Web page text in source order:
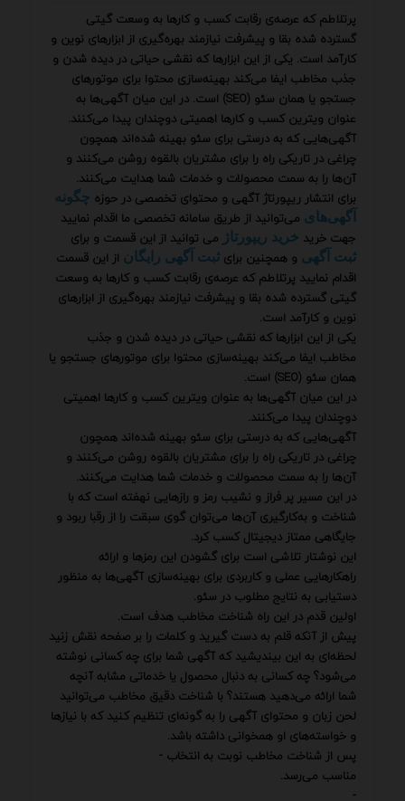
پرتلاطم که عرصه‌ی رقابت کسب و کارها به وسعت گیتی
گسترده شده بقا و پیشرفت نیازمند بهره‌گیری از ابزارهای نوین و
کارآمد است. یکی از این ابزارها که نقشی حیاتی در دیده شدن و
جذب مخاطب ایفا می‌کند بهینه‌سازی محتوا برای موتورهای
جستجو یا همان سئو (SEO) است. در این میان آگهی‌ها به
عنوان ویترین کسب و کارها اهمیتی دوچندان پیدا می‌کنند.
آگهی‌هایی که به درستی برای سئو بهینه شده‌اند همچون
چراغی در تاریکی راه را برای مشتریان بالقوه روشن می‌کنند و
آن‌ها را به سمت محصولات و خدمات شما هدایت می‌کنند.
برای انتشار ریپورتاژ آگهی و محتوای تخصصی در حوزه چگونه
آگهی‌های می‌توانید از طریق سامانه تخصصی ما اقدام نمایید
جهت خرید خرید ریپورتاژ می توانید از این قسمت و برای
ثبت آگهی و همچنین برای ثبت آگهی رایگان از این قسمت
اقدام نمایید پرتلاطم که عرصه‌ی رقابت کسب و کارها به وسعت
گیتی گسترده شده بقا و پیشرفت نیازمند بهره‌گیری از ابزارهای
نوین و کارآمد است.
یکی از این ابزارها که نقشی حیاتی در دیده شدن و جذب
مخاطب ایفا می‌کند بهینه‌سازی محتوا برای موتورهای جستجو یا
همان سئو (SEO) است.
در این میان آگهی‌ها به عنوان ویترین کسب و کارها اهمیتی
دوچندان پیدا می‌کنند.
آگهی‌هایی که به درستی برای سئو بهینه شده‌اند همچون
چراغی در تاریکی راه را برای مشتریان بالقوه روشن می‌کنند و
آن‌ها را به سمت محصولات و خدمات شما هدایت می‌کنند.
در این مسیر پر فراز و نشیب رمز و رازهایی نهفته است که با
شناخت و به‌کارگیری آن‌ها می‌توان گوی سبقت را از رقبا ربود و
جایگاهی ممتاز دیجیتال کسب کرد.
این نوشتار تلاشی است برای گشودن این رمزها و ارائه
راهکارهایی عملی و کاربردی برای بهینه‌سازی آگهی‌ها به منظور
دستیابی به نتایج مطلوب در سئو.
اولین قدم در این راه شناخت مخاطب هدف است.
پیش از آنکه قلم به دست گیرید و کلمات را بر صفحه نقش زنید
لحظه‌ای به این بیندیشید که آگهی شما برای چه کسانی نوشته
می‌شود؟ چه کسانی به دنبال محصول یا خدماتی مشابه آنچه
شما ارائه می‌دهید هستند؟ با شناخت دقیق مخاطب می‌توانید
لحن زبان و محتوای آگهی را به گونه‌ای تنظیم کنید که با نیازها
و خواسته‌های او همخوانی داشته باشد.
پس از شناخت مخاطب نوبت به انتخاب -
مناسب می‌رسد.
-